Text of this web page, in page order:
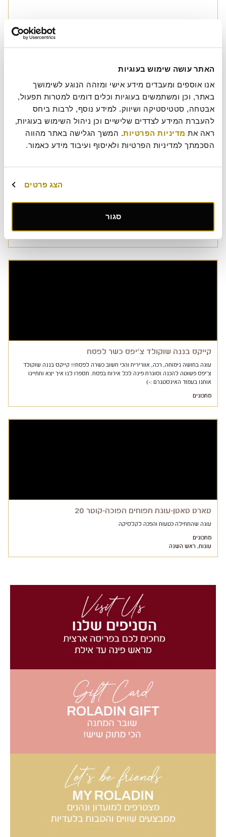
האתר עושה שימוש בעוגיות
ראה את מדיניות הפרטיות
הסכמתך למדיניות הפרטיות ולאיסוף ועיבוד מידע כאמור.
הצג פרטים
סגור
כדאי לטעום גם מאלה!
דבש בשילוב מרציפן הדרים וקרמבל שקדים. שתבוא עלינו שנה טובה, שלווה ובעיקר
קייקס בננה שוקולד צ'יפס כשר לפסח
עוגה בחושה נימוחה, רכה, אוורירית והכי חשוב כשרה לפסח!! קייקס בננה שוקולד
צ'יפס פשוטה להכנה וסוגרת פינה לכל אירוח בפסח. תספרו לנו איך יצא ותתייגו
אותנו בעמוד האינסטגרם :-)
מתכונים
טארט טאטן-עוגת תפוחים הפוכה-קוטר 20
עוגה שהתחילה כטעות והפכה לקלסיקה
מתכונים
עוגות, ראש השנה